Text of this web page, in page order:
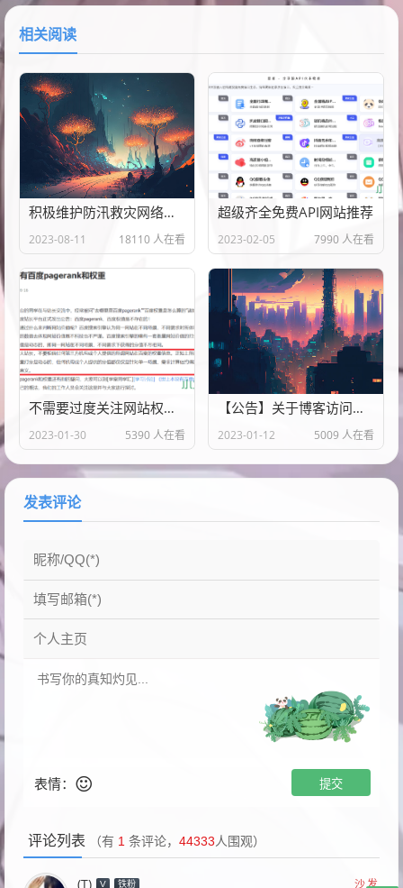
相关阅读
积极维护防汛救灾网络秩序倡议书
2023-08-11 18110 人在看
超级齐全免费API网站推荐
2023-02-05 7990 人在看
不需要过度关注网站权重，内容质量才是重点
2023-01-30 5390 人在看
【公告】关于博客访问异常说明
2023-01-12 5009 人在看
发表评论
表情：
评论列表 （有 1 条评论， 44333人围观）
(T) V 铁粉 沙发